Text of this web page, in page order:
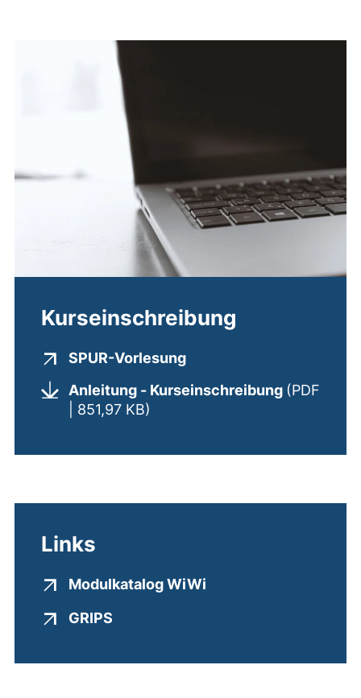
Kurseinschreibung
SPUR-Vorlesung
Anleitung - Kurseinschreibung (PDF
| 851,97 KB)
Links
Modulkatalog WiWi
GRIPS